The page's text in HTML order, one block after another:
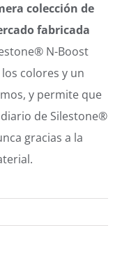
colección de
fabricada
N-Boost
colores y un
y permite que
de Silestone®
gracias a la